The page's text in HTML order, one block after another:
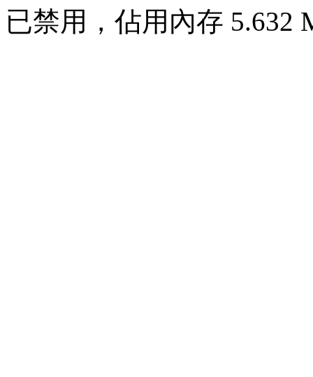
已禁用，佔用內存 5.632